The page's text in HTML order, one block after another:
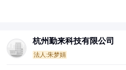
杭州勤来科技有限公司
法人:朱梦娟